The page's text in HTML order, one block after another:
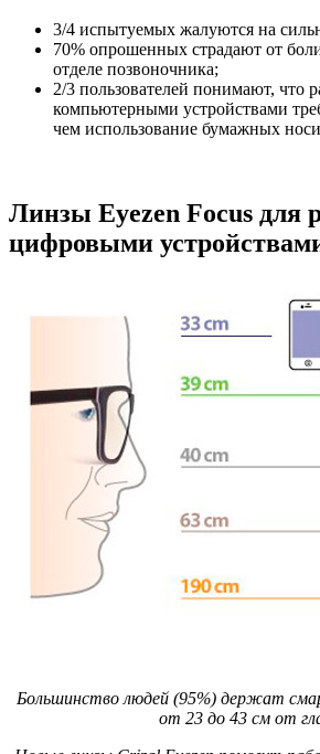
3/4 испытуемых жалуются на
70% опрошенных страдают от
отделе позвоночника;
2/3 пользователей понимают, что
компьютерными устройствами
чем использование бумажных
Линзы Eyezen Focus для
цифровыми
Большинство людей (95%) держат
от 23 до 43 см от